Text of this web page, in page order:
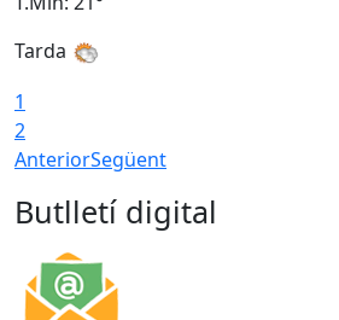
Tarda
1
2
AnteriorSegüent
Butlletí digital